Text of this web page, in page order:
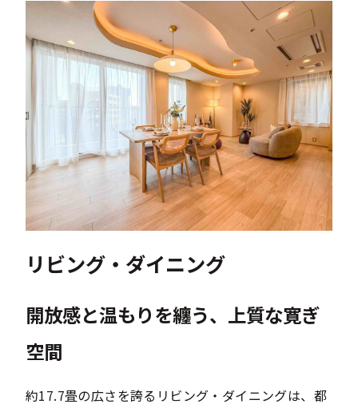
リビング・ダイニング
開放感と温もりを纏う、上質な寛ぎ
空間
約17.7畳の広さを誇るリビング・ダイニングは、都